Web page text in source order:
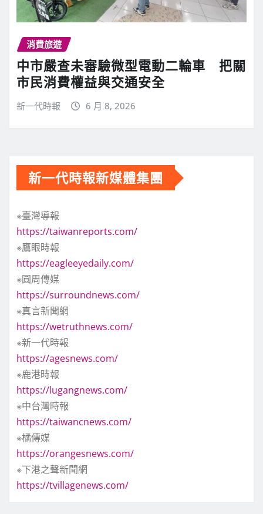
消費旅遊
中市嚴查未審驗微型電動二輪車 把關
市民消費權益與交通安全
新一代時報 6 月 8, 2026
新一代時報新媒體集團
※臺灣導報
https://taiwanreports.com/
※鷹眼時報
https://eagleeyedaily.com/
※圓周傳媒
https://surroundnews.com/
※真言新聞網
https://wetruthnews.com/
※新一代時報
https://agesnews.com/
※鹿港時報
https://lugangnews.com/
※中台灣時報
https://taiwancnews.com/
※橘傳媒
https://orangesnews.com/
※下港之聲新聞網
https://tvillagenews.com/